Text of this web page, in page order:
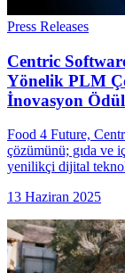
Press Releases
Centric
Yönelik PLM
İnovasyon
Food 4 Future,
çözümünü; gıda ve
yenilikçi dijital
13 Haziran 2025